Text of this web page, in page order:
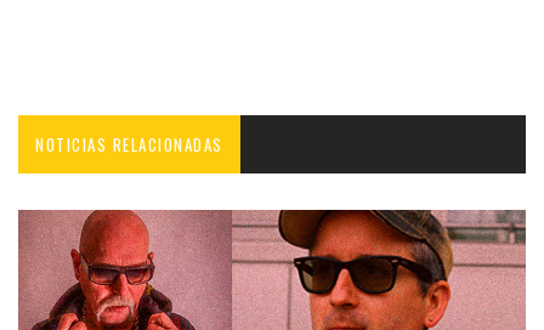
NOTICIAS RELACIONADAS